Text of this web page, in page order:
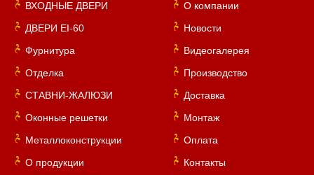
ВХОДНЫЕ ДВЕРИ
ДВЕРИ EI-60
Фурнитура
Отделка
СТАВНИ-ЖАЛЮЗИ
Оконные решетки
Металлоконструкции
О продукции
О компании
Новости
Видеогалерея
Производство
Доставка
Монтаж
Оплата
Контакты